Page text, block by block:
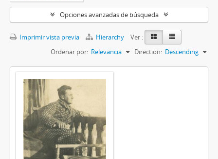
Opciones avanzadas de búsqueda
Imprimir vista previa Hierarchy
Ver :
Ordenar por: Relevancia Direction: Descending